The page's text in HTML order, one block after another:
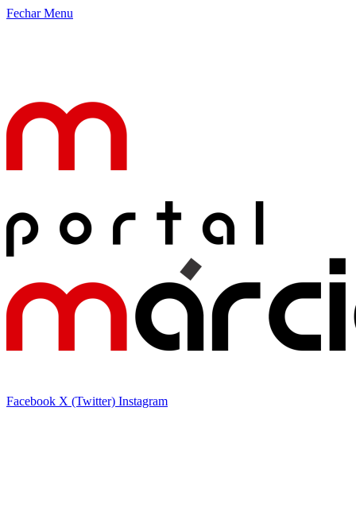
Fechar Menu
Facebook X (Twitter) Instagram